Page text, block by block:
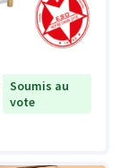
Soumis au
vote